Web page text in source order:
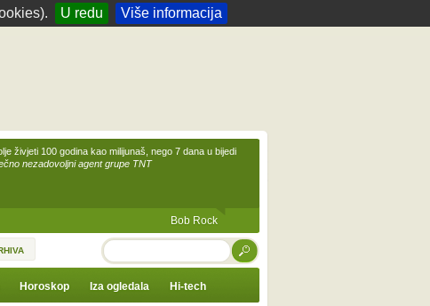
U redu Više informacija
živjeti 100 godina kao milijunaš, nego 7 dana u bijedi
nezadovoljni agent grupe TNT
Bob Rock
TRAŽI
Horoskop Iza ogledala Hi-tech